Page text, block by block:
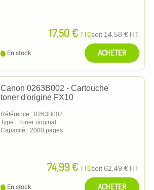
17,50 € TTCsoit 14,58 € HT
En stock ACHETER
Canon 0263B002 - Cartouche
toner d'origine FX10
Référence : 0263B002
Type : Toner original
Capacité : 2000 pages
74,99 € TTCsoit62,49 € HT
En stock ACHETER